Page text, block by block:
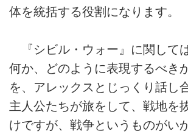
体を統括する役割になります。
『シビル・ウォー』に関して
何か、どのように表現するべき
を、アレックスとじっくり話し
主人公たちが旅をして、戦地を
けですが、戦争というものがい